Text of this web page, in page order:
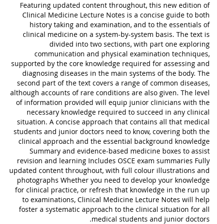
Featuring updated content throughout, this new edition of
Clinical Medicine Lecture Notes is a concise guide to both
history taking and examination, and to the essentials of
clinical medicine on a system-by-system basis. The text is
divided into two sections, with part one exploring
communication and physical examination techniques,
supported by the core knowledge required for assessing and
diagnosing diseases in the main systems of the body. The
second part of the text covers a range of common diseases,
although accounts of rare conditions are also given. The level
of information provided will equip junior clinicians with the
necessary knowledge required to succeed in any clinical
situation. A concise approach that contains all that medical
students and junior doctors need to know, covering both the
clinical approach and the essential background knowledge
Summary and evidence-based medicine boxes to assist
revision and learning Includes OSCE exam summaries Fully
updated content throughout, with full colour illustrations and
photographs Whether you need to develop your knowledge
for clinical practice, or refresh that knowledge in the run up
to examinations, Clinical Medicine Lecture Notes will help
foster a systematic approach to the clinical situation for all
medical students and junior doctors.